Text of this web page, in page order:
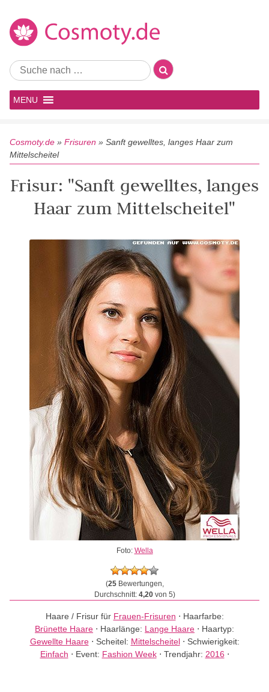
MENU
Cosmoty.de » Frisuren » Sanft gewelltes, langes Haar zum
Mittelscheitel
Frisur: "Sanft gewelltes, langes
Haar zum Mittelscheitel"
Foto: Wella
(25Bewertungen,
Durchschnitt: 4,20von 5)
Haare / Frisur für Frauen-Frisuren ⋅ Haarfarbe:
Brünette Haare ⋅ Haarlänge: Lange Haare ⋅ Haartyp:
Gewellte Haare⋅ Scheitel: Mittelscheitel⋅ Schwierigkeit:
Einfach ⋅ Event: Fashion Week⋅ Trendjahr: 2016 ⋅